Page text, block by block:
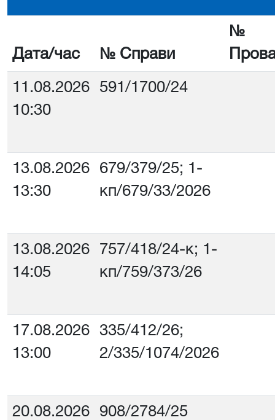
Дата/час № Справи
№
11.08.2026
10:30
591/1700/24
13.08.2026
13:30
679/379/25; 1-
кп/679/33/2026
13.08.2026
14:05
757/418/24-к; 1-
кп/759/373/26
17.08.2026
13:00
335/412/26;
2/335/1074/2026
20.08.2026
908/2784/25